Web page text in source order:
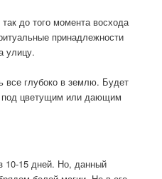
до того момента восхода
принадлежности
улицу.
все глубоко в землю. Будет
под цветущим или дающим
10-15 дней. Но, данный